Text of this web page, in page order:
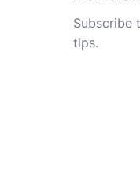
Subscribe
tips.